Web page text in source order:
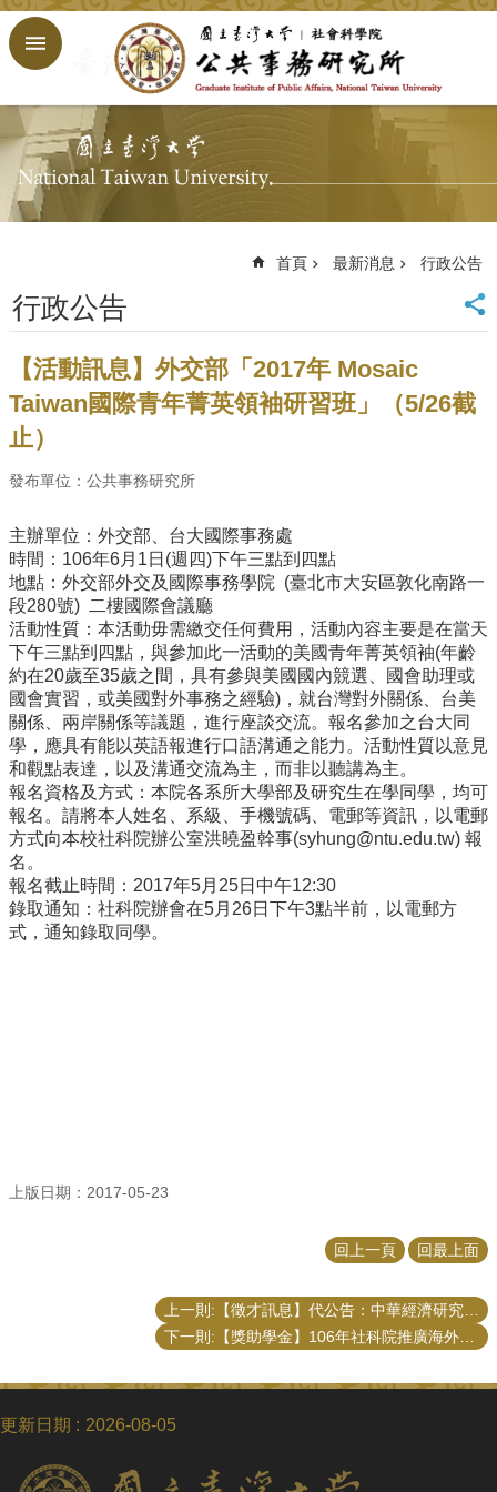
跳到主要內容區塊
搜
尋
回
首
頁
頁
站
導
覽
English
公
所
簡
介
公
事
所
成
員
學
生
事
務
論
文
口
試
究
新
息
首頁 最新消息 行政公告
行政公告
【活動訊息】外交部「2017年 Mosaic
Taiwan國際青年菁英領袖研習班」（5/26截
止）
發布單位：公共事務研究所
主辦單位：外交部、台大國際事務處
時間：106年6月1日(週四)下午三點到四點
地點：外交部外交及國際事務學院 (臺北市大安區敦化南路一
段280號) 二樓國際會議廳
活動性質：本活動毋需繳交任何費用，活動內容主要是在當天
下午三點到四點，與參加此一活動的美國青年菁英領袖(年齡
約在20歲至35歲之間，具有參與美國國內競選、國會助理或
國會實習，或美國對外事務之經驗)，就台灣對外關係、台美
關係、兩岸關係等議題，進行座談交流。報名參加之台大同
學，應具有能以英語報進行口語溝通之能力。活動性質以意見
和觀點表達，以及溝通交流為主，而非以聽講為主。
報名資格及方式：本院各系所大學部及研究生在學同學，均可
報名。請將本人姓名、系級、手機號碼、電郵等資訊，以電郵
方式向本校社科院辦公室洪曉盈幹事(syhung@ntu.edu.tw) 報
名。
報名截止時間：2017年5月25日中午12:30
錄取通知：社科院辦會在5月26日下午3點半前，以電郵方
式，通知錄取同學。
上版日期：2017-05-23
回上一頁 回最上面
上一則:【徵才訊息】代公告：中華經濟研究院外派科技部徵才事宜
下一則:【獎助學金】106年社科院推廣海外教育獎學金 （5/22截止）
更新日期 2026-08-05